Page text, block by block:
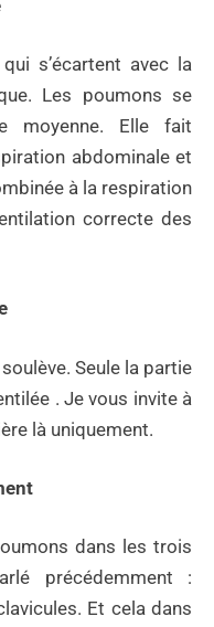
s’écartent avec la
Les poumons se
moyenne. Elle fait
abdominale et
à la respiration
correcte des
Seule la partie
. Je vous invite à
là uniquement.
dans les trois
précédemment :
Et cela dans